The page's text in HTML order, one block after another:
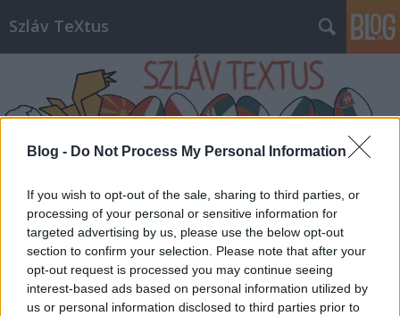
Blog - Do Not Process My Personal Information
If you wish to opt-out of the sale, sharing to third parties, or
processing of your personal or sensitive information for
targeted advertising by us, please use the below opt-out
section to confirm your selection. Please note that after your
opt-out request is processed you may continue seeing
interest-based ads based on personal information utilized by
us or personal information disclosed to third parties prior to
Szláv TeXtus
Címkék»Tilos_Rádió
A Szlovák kapcsolat napja a Tilos
Maratonon
2014. június 07.